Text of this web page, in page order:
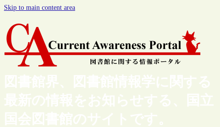
Skip to main content area
図書館界、図書館情報学に関する
最新の情報をお知らせする、国立
国会図書館のサイトです。